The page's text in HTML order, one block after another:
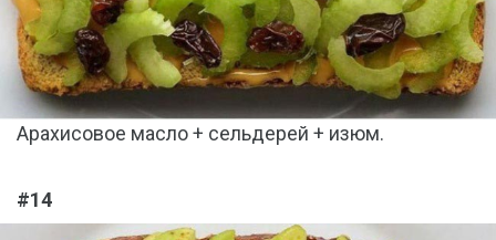
Арахисовое масло + сельдерей + изюм.
#14